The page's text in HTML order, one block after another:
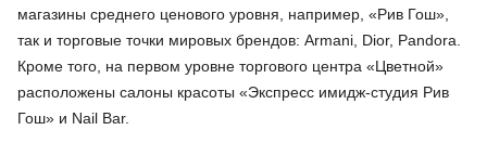
магазины среднего ценового уровня, например, «Рив Гош»,
так и торговые точки мировых брендов: Armani, Dior, Pandora.
Кроме того, на первом уровне торгового центра «Цветной»
расположены салоны красоты «Экспресс имидж-студия Рив
Гош» и Nail Bar.